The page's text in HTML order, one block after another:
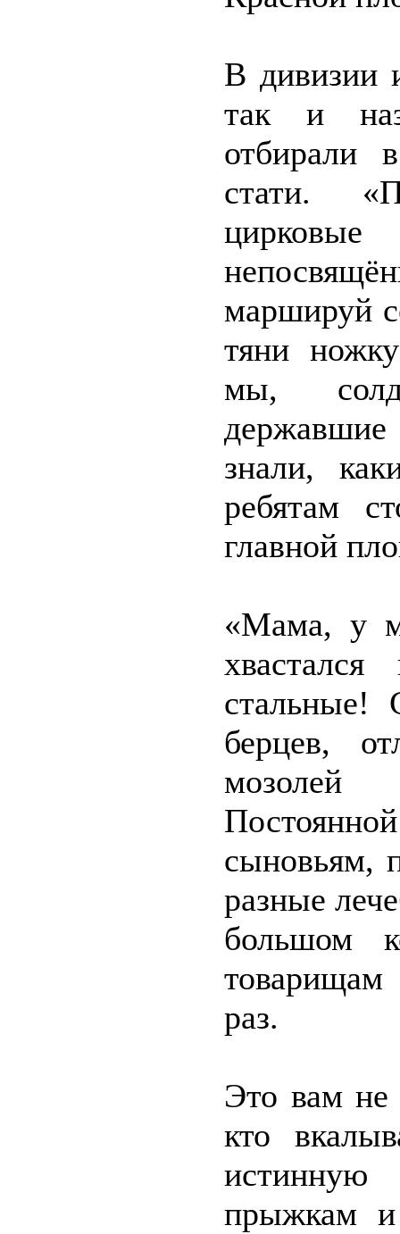
В дивизии
так и
отбирали
стати.
маршируй
тяни
мы,
знали,
ребятам
главной
«Мама, у
стальные!
берцев,
сыновьям,
разные
большом
товарищам
раз.
Это вам не
кто
прыжкам и